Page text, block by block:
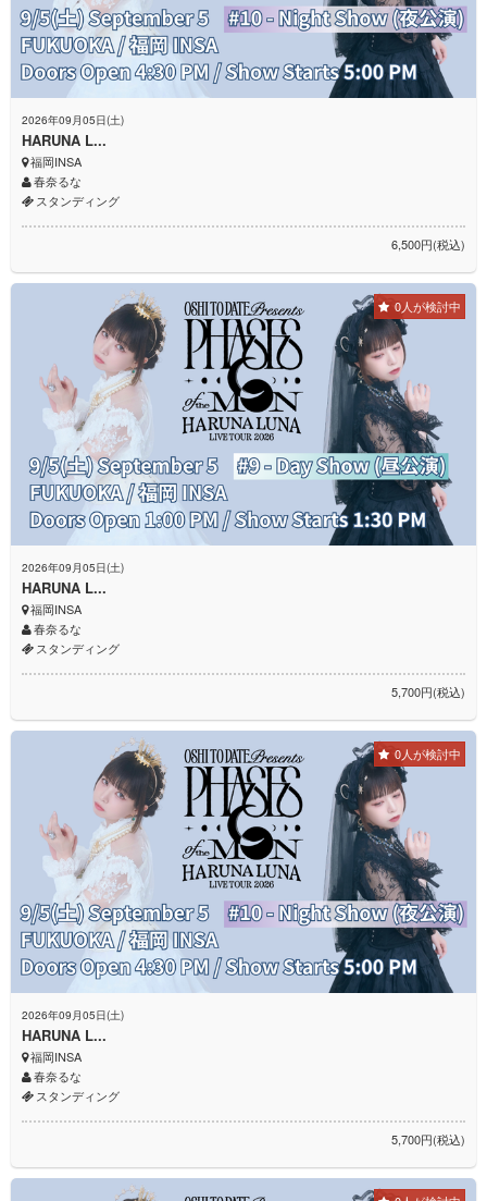
2026年09月05日(土)
HARUNA L...
福岡INSA
春奈るな
スタンディング
6,500円(税込)
0人が検討中
2026年09月05日(土)
HARUNA L...
福岡INSA
春奈るな
スタンディング
5,700円(税込)
0人が検討中
2026年09月05日(土)
HARUNA L...
福岡INSA
春奈るな
スタンディング
5,700円(税込)